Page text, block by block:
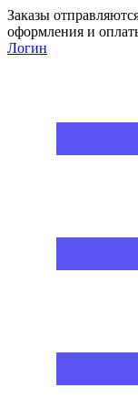
Заказы
оформления и
Логин